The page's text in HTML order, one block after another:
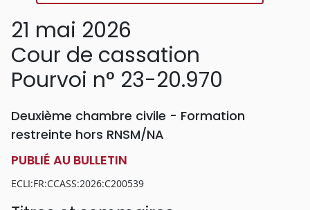
21 mai 2026
Cour de cassation
Pourvoi n° 23-20.970
Deuxième chambre civile - Formation
restreinte hors RNSM/NA
PUBLIÉ AU BULLETIN
ECLI:FR:CCASS:2026:C200539